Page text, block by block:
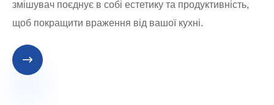
змішувач поєднує в собі естетику та продуктивність,
щоб покращити враження від вашої кухні.
